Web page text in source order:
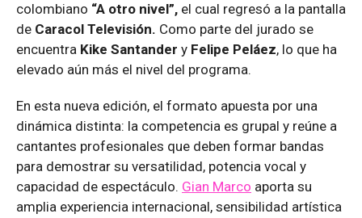
colombiano “A otro nivel”, el cual regresó a la pantalla
de Caracol Televisión. Como parte del jurado se
encuentra Kike Santander y Felipe Peláez, lo que ha
elevado aún más el nivel del programa.
En esta nueva edición, el formato apuesta por una
dinámica distinta: la competencia es grupal y reúne a
cantantes profesionales que deben formar bandas
para demostrar su versatilidad, potencia vocal y
capacidad de espectáculo. Gian Marco aporta su
amplia experiencia internacional, sensibilidad artística